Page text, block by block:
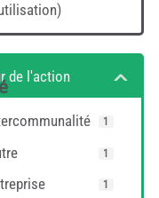
de l'action
1
1
1